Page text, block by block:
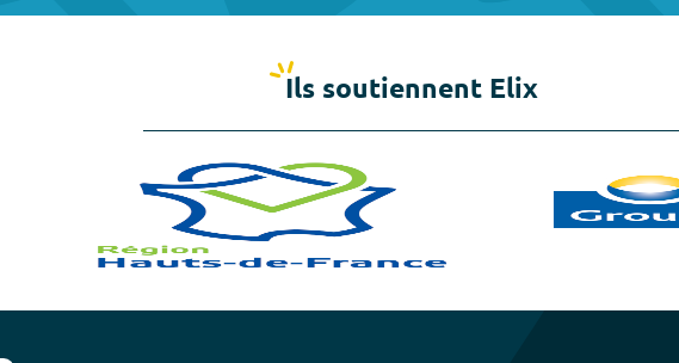
Ils soutiennent Elix